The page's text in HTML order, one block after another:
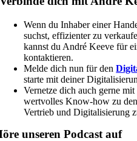
Wenn du Inhaber einer
suchst, effizienter zu
kannst du André Keeve für
kontaktieren.
Melde dich nun für den
starte mit deiner
Vernetze dich auch gerne mit
wertvolles Know-how zu
Vertrieb und Digitalisierung
unseren Podcast auf